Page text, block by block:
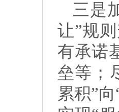
三是
让”规
有承诺
垒等；
累积”